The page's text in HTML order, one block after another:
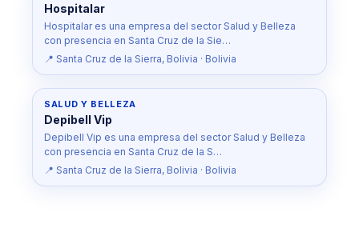
Hospitalar
Hospitalar es una empresa del sector Salud y Belleza
con presencia en Santa Cruz de la Sie…
📍 Santa Cruz de la Sierra, Bolivia · Bolivia
SALUD Y BELLEZA
Depibell Vip
Depibell Vip es una empresa del sector Salud y Belleza
con presencia en Santa Cruz de la S…
📍 Santa Cruz de la Sierra, Bolivia · Bolivia